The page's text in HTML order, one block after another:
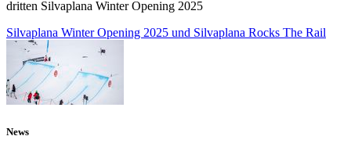
dritten Silvaplana Winter Opening 2025
Silvaplana Winter Opening 2025 und Silvaplana Rocks The Rail
News